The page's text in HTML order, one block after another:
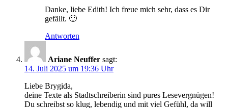
Danke, liebe Edith! Ich freue mich sehr, dass es Dir
gefällt. 🙂
Antworten
Ariane Neuffer sagt:
14. Juli 2025 um 19:36 Uhr
Liebe Brygida,
deine Texte als Stadtschreiberin sind pures Lesevergnügen!
Du schreibst so klug, lebendig und mit viel Gefühl, da will